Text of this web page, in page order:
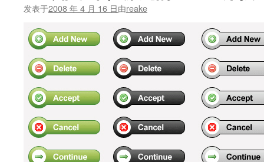
发表于2008 年 4 月 16 日由reake